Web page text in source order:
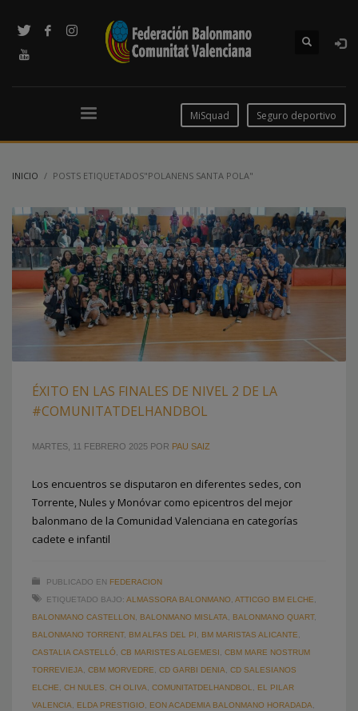
MiSquad Seguro deportivo
INICIO POSTS ETIQUETADOS"POLANENS SANTA POLA"
ÉXITO EN LAS FINALES DE NIVEL 2 DE LA
#COMUNITATDELHANDBOL
MARTES, 11 FEBRERO 2025 POR PAU SAIZ
Los encuentros se disputaron en diferentes sedes, con
Torrente, Nules y Monóvar como epicentros del mejor
balonmano de la Comunidad Valenciana en categorías
cadete e infantil
PUBLICADO EN FEDERACION
ETIQUETADO BAJO: ALMASSORA BALONMANO ATTICGO BM ELCHE
BALONMANO CASTELLON
BALONMANO MISLATA BALONMANO QUART,
BALONMANO TORRENT, BM ALFAS DEL PI BM MARISTAS ALICANTE
CASTALIA CASTELLÓ CB MARISTES ALGEMESI
CBM MARE NOSTRUM
TORREVIEJA
CBM MORVEDRE CD GARBI DENIA
CD SALESIANOS
ELCHE
CH NULES CH OLIVA COMUNITATDELHANDBOL
EL PILAR
VALENCIA
ELDA PRESTIGIO EON ACADEMIA BALONMANO HORADADA